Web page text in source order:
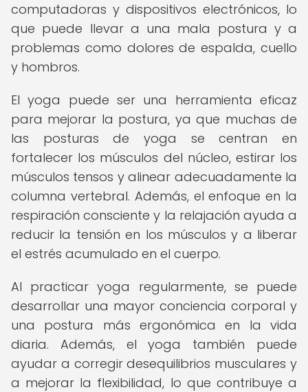
computadoras y dispositivos electrónicos, lo
que puede llevar a una mala postura y a
problemas como dolores de espalda, cuello
y hombros.
El yoga puede ser una herramienta eficaz
para mejorar la postura, ya que muchas de
las posturas de yoga se centran en
fortalecer los músculos del núcleo, estirar los
músculos tensos y alinear adecuadamente la
columna vertebral. Además, el enfoque en la
respiración consciente y la relajación ayuda a
reducir la tensión en los músculos y a liberar
el estrés acumulado en el cuerpo.
Al practicar yoga regularmente, se puede
desarrollar una mayor conciencia corporal y
una postura más ergonómica en la vida
diaria. Además, el yoga también puede
ayudar a corregir desequilibrios musculares y
a mejorar la flexibilidad, lo que contribuye a